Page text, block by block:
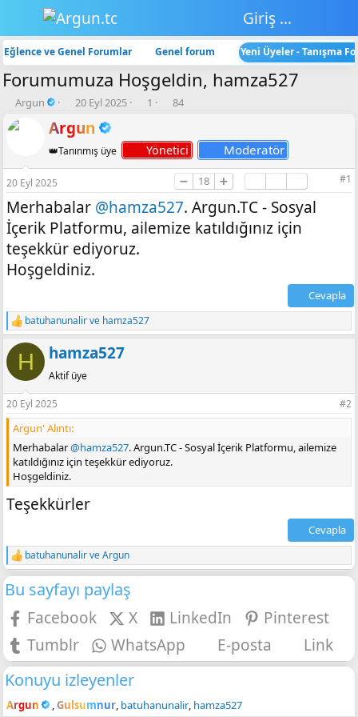
Giriş yap
Eğlence ve Genel Forumlar Genel forum Yeni Üyeler - Tanışma
Forumumuza Hoşgeldin, hamza527
K
o
n
y
u
b
a
ş
l
t
Argun
B
ş
a
n
ı
ç
t
a
i
20 Eyl 2025
💬
v
a
p
a
r
1
👁️‍🗨️
r
ü
n
t
ü
l
e
84
Argun
👑Tanınmış üye Yönetici Moderatör
20 Eyl 2025 ➖ 18 ➕ #1
Merhabalar @hamza527. Argun.TC - Sosyal
İçerik Platformu, ailemize katıldığınız için
teşekkür ediyoruz.
Hoşgeldiniz.
Cevapla
T
e
p
i
l
e
r
batuhanunalirve hamza527
H hamza527
Aktif üye
20 Eyl 2025 #2
Argun' Alıntı:
Merhabalar@hamza527. Argun.TC - Sosyal İçerik Platformu, ailemize
katıldığınız için teşekkür ediyoruz.
Hoşgeldiniz.
Teşekkürler
Cevapla
T
e
p
k
l
e
r
:
batuhanunalirveArgun
Bu sayfayı paylaş
Facebook X LinkedIn
Pinterest
Tumblr
WhatsApp E-posta Link
Konuyu izleyenler
Argun Gulsumnur batuhanunalir hamza527